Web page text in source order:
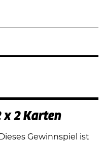
x 2 Karten
Dieses Gewinnspiel ist